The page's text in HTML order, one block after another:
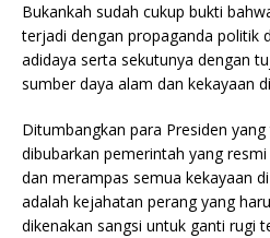
Bukankah sudah cukup bukti
terjadi dengan propaganda politik
adidaya serta sekutunya dengan
sumber daya alam dan kekayaan
Ditumbangkan para Presiden
dibubarkan pemerintah yang
dan merampas semua kekayaan
adalah kejahatan perang yang
dikenakan sangsi untuk ganti rugi